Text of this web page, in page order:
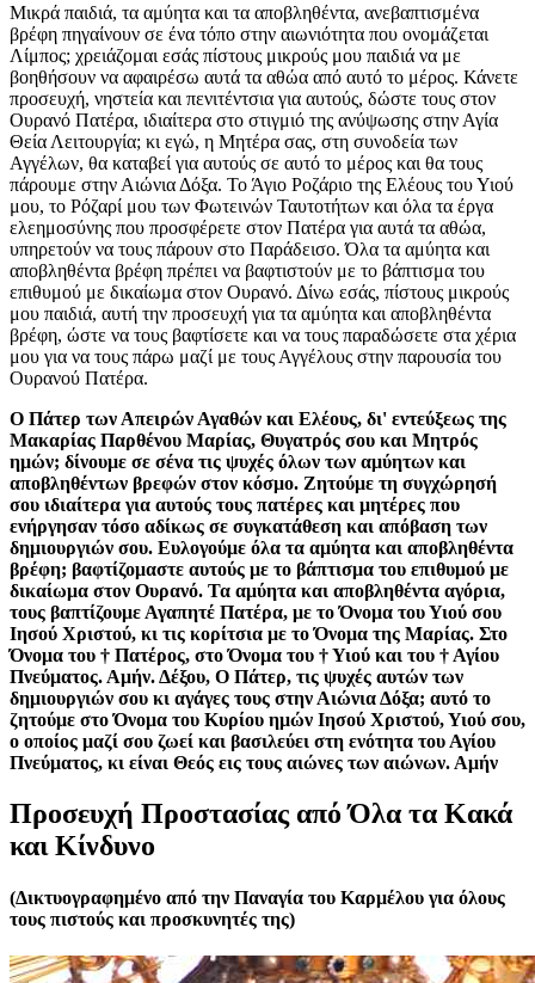
Μικρά παιδιά, τα αμύητα και τα αποβληθέντα, ανεβαπτισμένα
βρέφη πηγαίνουν σε ένα τόπο στην αιωνιότητα που ονομάζεται
Λίμπος; χρειάζομαι εσάς πίστους μικρούς μου παιδιά να με
βοηθήσουν να αφαιρέσω αυτά τα αθώα από αυτό το μέρος. Κάνετε
προσευχή, νηστεία και πενιτέντσια για αυτούς, δώστε τους στον
Ουρανό Πατέρα, ιδιαίτερα στο στιγμιό της ανύψωσης στην Αγία
Θεία Λειτουργία; κι εγώ, η Μητέρα σας, στη συνοδεία των
Αγγέλων, θα καταβεί για αυτούς σε αυτό το μέρος και θα τους
πάρουμε στην Αιώνια Δόξα. Το Άγιο Ροζάριο της Ελέους του Υιού
μου, το Ρόζαρί μου των Φωτεινών Ταυτοτήτων και όλα τα έργα
ελεημοσύνης που προσφέρετε στον Πατέρα για αυτά τα αθώα,
υπηρετούν να τους πάρουν στο Παράδεισο. Όλα τα αμύητα και
αποβληθέντα βρέφη πρέπει να βαφτιστούν με το βάπτισμα του
επιθυμού με δικαίωμα στον Ουρανό. Δίνω εσάς, πίστους μικρούς
μου παιδιά, αυτή την προσευχή για τα αμύητα και αποβληθέντα
βρέφη, ώστε να τους βαφτίσετε και να τους παραδώσετε στα χέρια
μου για να τους πάρω μαζί με τους Αγγέλους στην παρουσία του
Ουρανού Πατέρα.
Ο Πάτερ των Απειρών Αγαθών και Ελέους, δι' εντεύξεως της
Μακαρίας Παρθένου Μαρίας, Θυγατρός σου και Μητρός
ημών; δίνουμε σε σένα τις ψυχές όλων των αμύητων και
αποβληθέντων βρεφών στον κόσμο. Ζητούμε τη συγχώρησή
σου ιδιαίτερα για αυτούς τους πατέρες και μητέρες που
ενήργησαν τόσο αδίκως σε συγκατάθεση και απόβαση των
δημιουργιών σου. Ευλογούμε όλα τα αμύητα και αποβληθέντα
βρέφη; βαφτίζομαστε αυτούς με το βάπτισμα του επιθυμού με
δικαίωμα στον Ουρανό. Τα αμύητα και αποβληθέντα αγόρια,
τους βαπτίζουμε Αγαπητέ Πατέρα, με το Όνομα του Υιού σου
Ιησού Χριστού, κι τις κορίτσια με το Όνομα της Μαρίας. Στο
Όνομα του † Πατέρος, στο Όνομα του †Υιού και του † Αγίου
Πνεύματος. Αμήν. Δέξου, Ο Πάτερ, τις ψυχές αυτών των
δημιουργιών σου κι αγάγες τους στην Αιώνια Δόξα; αυτό το
ζητούμε στο Όνομα του Κυρίου ημών Ιησού Χριστού, Υιού σου,
ο οποίος μαζί σου ζωεί και βασιλεύει στη ενότητα του Αγίου
Πνεύματος, κι είναι Θεός εις τους αιώνες των αιώνων. Αμήν
Προσευχή Προστασίας από Όλα τα Κακά
και Κίνδυνο
(Δικτυογραφημένο από την Παναγία του Καρμέλου για όλους
τους πιστούς και προσκυνητές της)